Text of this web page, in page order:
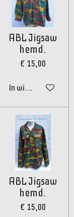
ABL Jigsaw
hemd.
€ 15,00
In winkelwagen
ABL Jigsaw
hemd.
€ 15,00